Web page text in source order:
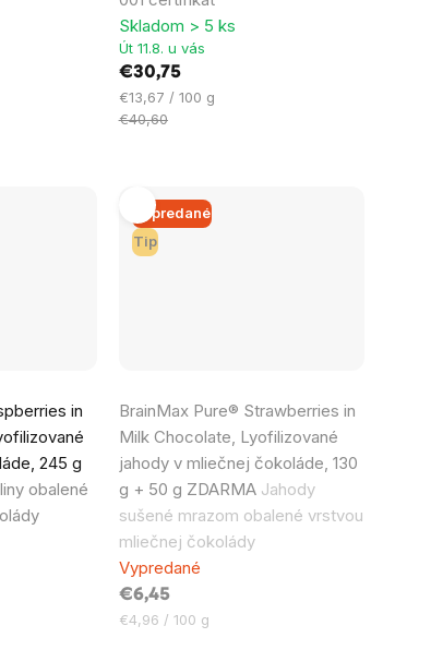
5,0
z
5
hviezdičiek.
Skladom > 5 ks
Út 11.8. u vás
€30,75
Jednotková
cena:
€13,67 / 100 g
€40,60
in
245 g
obalené
Tip
Vypredané
BrainMax Pure® Strawberries in
Milk Chocolate, Lyofilizované
jahody v mliečnej čokoláde, 130
g + 50 g ZDARMA Jahody
sušené mrazom obalené vrstvou
mliečnej čokolády
Vypredané
€6,45
Jednotková
€4,96 / 100 g